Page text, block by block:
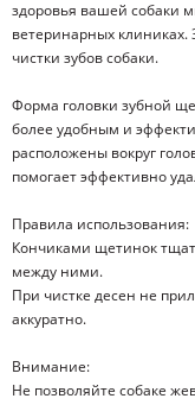
здоровья вашей собаки
ветеринарных
чистки зубов собаки.
Форма головки зубной
более удобным и
расположены вокруг
помогает эффективно
Правила использования:
Кончиками щетинок
между ними.
При чистке десен не
аккуратно.
Внимание:
Не позволяйте собаке